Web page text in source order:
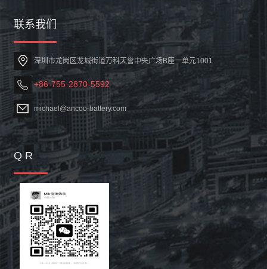
联系我们
深圳市龙岗区龙城街道万科天誉中央广场B座一单元1001
+86-755-2870-5592
michael@ancoo-battery.com
Q R